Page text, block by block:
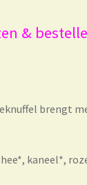
&
brengt
kaneel*,